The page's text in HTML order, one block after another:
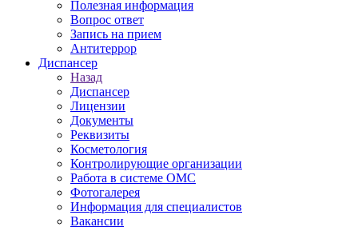
Полезная информация
Вопрос ответ
Запись на прием
Антитеррор
Диспансер
Назад
Диспансер
Лицензии
Документы
Реквизиты
Косметология
Контролирующие организации
Работа в системе ОМС
Фотогалерея
Информация для специалистов
Вакансии